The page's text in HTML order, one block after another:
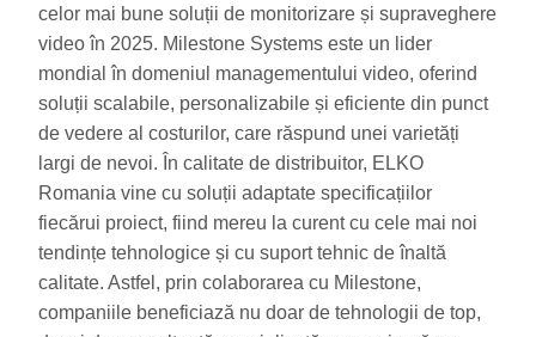
celor mai bune soluții de monitorizare și supraveghere
video în 2025. Milestone Systems este un lider
mondial în domeniul managementului video, oferind
soluții scalabile, personalizabile și eficiente din punct
de vedere al costurilor, care răspund unei varietăți
largi de nevoi. În calitate de distribuitor, ELKO
Romania vine cu soluții adaptate specificațiilor
fiecărui proiect, fiind mereu la curent cu cele mai noi
tendințe tehnologice și cu suport tehnic de înaltă
calitate. Astfel, prin colaborarea cu Milestone,
companiile beneficiază nu doar de tehnologii de top,